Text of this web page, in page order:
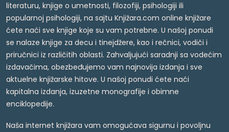
literaturu, knjige o umetnosti, filozofiji, psihologiji ili
popularnoj psihologiji, na sajtu Knjižara.com online knjižare
ćete naći sve knjige koje su vam potrebne. U našoj ponudi
se nalaze knjige za decu i tinejdžere, kao i rečnici, vodiči i
priručnici iz različitih oblasti. Zahvaljujući saradnji sa vodećim
izdavačima, obezbeđujemo vam najnovija izdanja i sve
aktuelne knjižarske hitove. U našoj ponudi ćete naći
kapitalna izdanja, izuzetne monografije i obimne
enciklopedije.
Naša internet knjižara vam omogućava sigurnu i povoljnu